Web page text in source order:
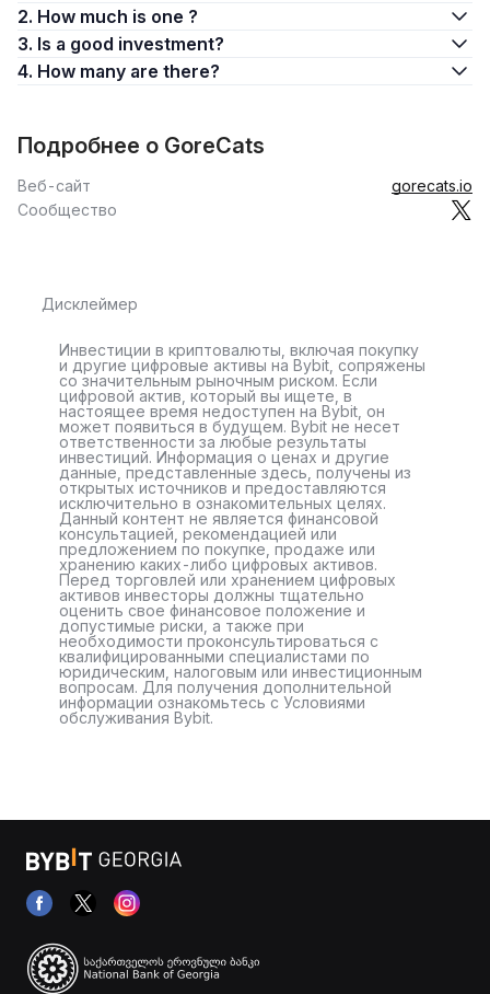
2. How much is one ?
3. Is a good investment?
4. How many are there?
Подробнее о GoreCats
Веб-сайт
gorecats.io
Сообщество
Дисклеймер
Инвестиции в криптовалюты, включая покупку
и другие цифровые активы на Bybit, сопряжены
со значительным рыночным риском. Если
цифровой актив, который вы ищете, в
настоящее время недоступен на Bybit, он
может появиться в будущем. Bybit не несет
ответственности за любые результаты
инвестиций. Информация о ценах и другие
данные, представленные здесь, получены из
открытых источников и предоставляются
исключительно в ознакомительных целях.
Данный контент не является финансовой
консультацией, рекомендацией или
предложением по покупке, продаже или
хранению каких-либо цифровых активов.
Перед торговлей или хранением цифровых
активов инвесторы должны тщательно
оценить свое финансовое положение и
допустимые риски, а также при
необходимости проконсультироваться с
квалифицированными специалистами по
юридическим, налоговым или инвестиционным
вопросам. Для получения дополнительной
информации ознакомьтесь с Условиями
обслуживания Bybit.